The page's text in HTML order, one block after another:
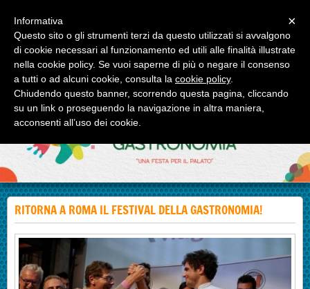
IL FESTIVAL DELLA GASTRONOMIA
Roma e Milano due appuntamenti enogastronomici di alto profilo.
RITORNA A ROMA IL FESTIVAL DELLA GASTRONOMIA!
×
Informativa
Questo sito o gli strumenti terzi da questo utilizzati si avvalgono
di cookie necessari al funzionamento ed utili alle finalità illustrate
nella cookie policy. Se vuoi saperne di più o negare il consenso
a tutti o ad alcuni cookie, consulta la cookie policy.
Chiudendo questo banner, scorrendo questa pagina, cliccando
su un link o proseguendo la navigazione in altra maniera,
acconsenti all’uso dei cookie.